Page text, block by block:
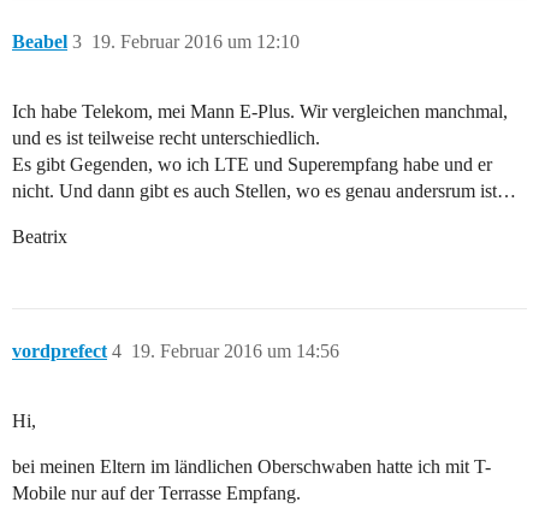
Beabel 19. Februar 2016 um 12:10
3
Ich habe Telekom, mei Mann E-Plus. Wir vergleichen manchmal,
und es ist teilweise recht unterschiedlich.
Es gibt Gegenden, wo ich LTE und Superempfang habe und er
nicht. Und dann gibt es auch Stellen, wo es genau andersrum ist…
Beatrix
vordprefect 19. Februar 2016 um 14:56
4
Hi,
bei meinen Eltern im ländlichen Oberschwaben hatte ich mit T-
Mobile nur auf der Terrasse Empfang.